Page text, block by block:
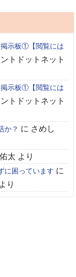
示板①【閲覧には
トドットネット
示板①【閲覧には
トドットネット
か？ に さめし
太 より
に困っています に
より